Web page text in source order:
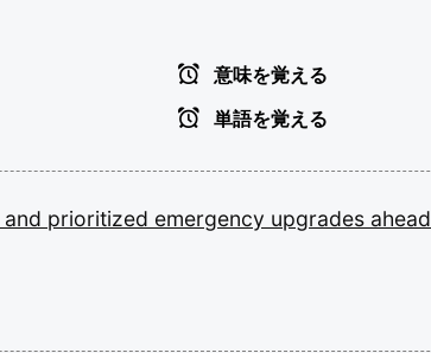
意味を覚える
単語を覚える
and prioritized emergency upgrades ahead